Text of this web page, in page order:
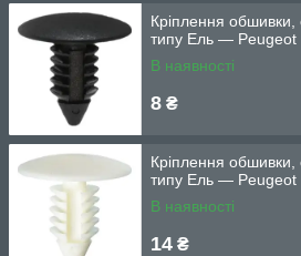
Кріплення обшивки,
типу Ель — Peugeot
В наявності
8 ₴
Кріплення обшивки,
типу Ель — Peugeot
В наявності
14 ₴